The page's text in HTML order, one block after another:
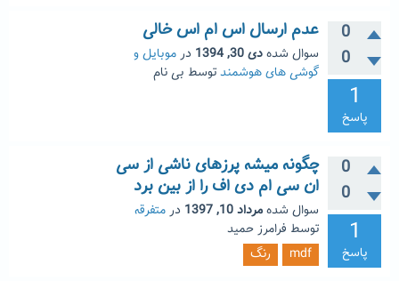
0
0
1
پاسخ
عدم ارسال اس ام اس خالی
سوال شدهدی 30, 1394 درموبایل و
گوشی های هوشمندتوسط بی نام
0
0
1
پاسخ
چگونه میشه پرزهای ناشی از سی
ان سی ام دی اف را از بین برد
سوال شدهمرداد 10, 1397 درمتفرقه
توسط فرامرز حمید
mdf
رنگ